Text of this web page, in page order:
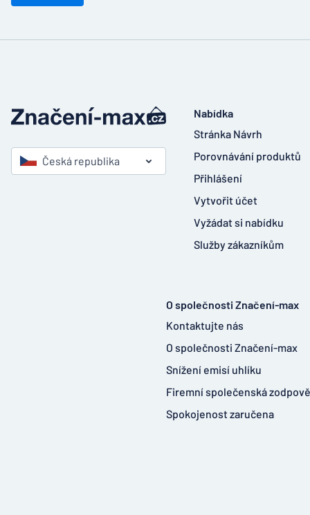
Česká republika
Nabídka
Stránka Návrh
Porovnávání produktů
Přihlášení
Vytvořit účet
Vyžádat si nabídku
Služby zákazníkům
O společnosti Značení-max
Kontaktujte nás
O společnosti Značení-max
Snížení emisí uhlíku
Firemní společenská
Spokojenost zaručena